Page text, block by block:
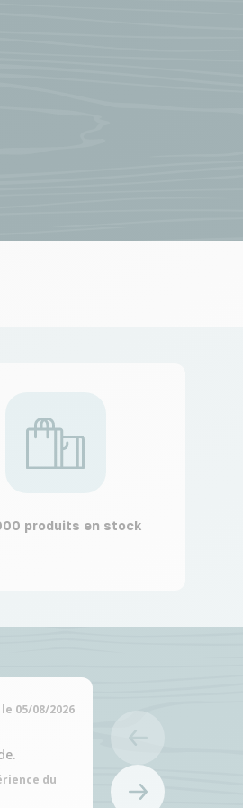
produits en stock
05/08/2026
du
produits
Martine C, suite à